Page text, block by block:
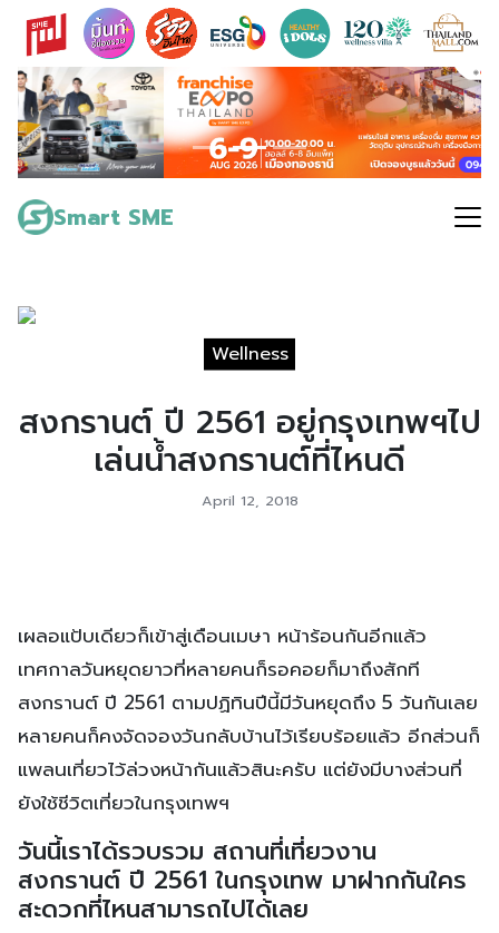
Skip
content
Smart SME
Search
for:
Wellness
สงกรานต์ ปี 2561 อยู่กรุงเทพฯไป
เล่นน้ำสงกรานต์ที่ไหนดี
April 12, 2018
เผลอแป้บเดียวก็เข้าสู่เดือนเมษา หน้าร้อนกันอีกแล้ว
เทศกาลวันหยุดยาวที่หลายคนก็รอคอยก็มาถึงสักที
สงกรานต์ ปี 2561 ตามปฏิทินปีนี้มีวันหยุดถึง 5 วันกันเลย
หลายคนก็คงจัดจองวันกลับบ้านไว้เรียบร้อยแล้ว อีกส่วนก็
แพลนเที่ยวไว้ล่วงหน้ากันแล้วสินะครับ แต่ยังมีบางส่วนที่
ยังใช้ชีวิตเที่ยวในกรุงเทพฯ
วันนี้เราได้รวบรวม สถานที่เที่ยวงาน
สงกรานต์ ปี 2561 ในกรุงเทพ มาฝากกันใคร
สะดวกที่ไหนสามารถไปได้เลย